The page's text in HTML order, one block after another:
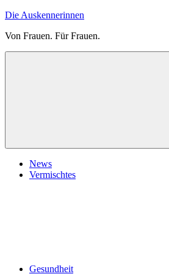
Zum
springen
Die Auskennerinnen
Von Frauen. Für Frauen.
News
Vermischtes
Gesundheit